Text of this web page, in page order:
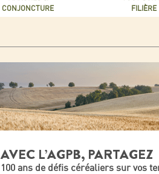
CONJONCTURE
FILIÈRE
AVEC L’AGPB, PARTAGEZ
100 ans de défis céréaliers sur vos